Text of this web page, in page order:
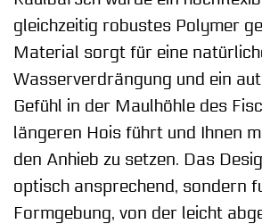
gleichzeitig robustes Polymer
Material sorgt für eine
Wasserverdrängung und ein
Gefühl in der Maulhöhle des
längeren Hois führt und Ihnen
den Anhieb zu setzen. Das
optisch ansprechend, sondern
Formgebung, von der leicht